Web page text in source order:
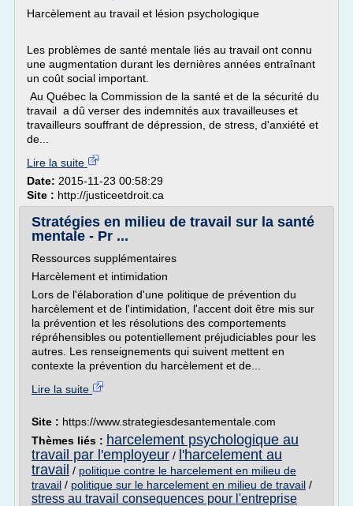
Harcèlement au travail et lésion psychologique
Les problèmes de santé mentale liés au travail ont connu
une augmentation durant les dernières années entraînant
un coût social important.
Au Québec la Commission de la santé et de la sécurité du
travail a dû verser des indemnités aux travailleuses et
travailleurs souffrant de dépression, de stress, d'anxiété et
de...
Lire la suite
Date: 2015-11-23 00:58:29
Site : http://justiceetdroit.ca
Stratégies en milieu de travail sur la santé
mentale - Pr ...
Ressources supplémentaires
Harcèlement et intimidation
Lors de l'élaboration d'une politique de prévention du
harcèlement et de l'intimidation, l'accent doit être mis sur
la prévention et les résolutions des comportements
répréhensibles ou potentiellement préjudiciables pour les
autres. Les renseignements qui suivent mettent en
contexte la prévention du harcèlement et de...
Lire la suite
Site : https://www.strategiesdesantementale.com
Thèmes liés : harcelement psychologique au
travail par l'employeur / l'harcelement au
travail / politique contre le harcelement en milieu de
travail / politique sur le harcelement en milieu de travail /
stress au travail consequences pour l'entreprise